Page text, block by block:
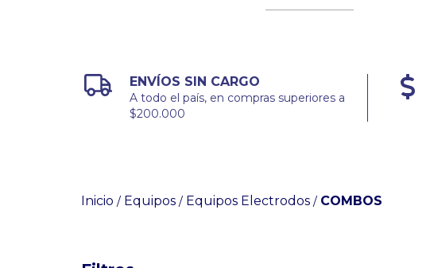
ENVÍOS SIN CARGO
A todo el país, en compras superiores a
$200.000
Inicio / Equipos / Equipos Electrodos / COMBOS